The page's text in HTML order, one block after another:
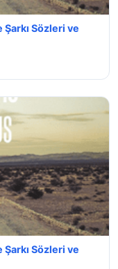
Sözleri ve
Sözleri ve